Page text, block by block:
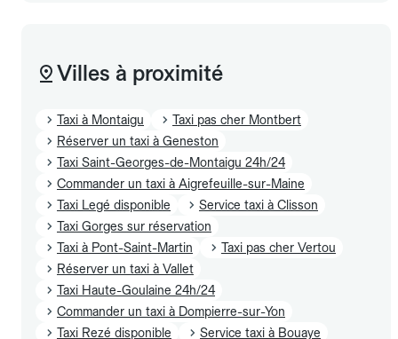
Villes à proximité
Taxi à Montaigu
Taxi pas cher Montbert
Réserver un taxi à Geneston
Taxi Saint-Georges-de-Montaigu 24h/24
Commander un taxi à Aigrefeuille-sur-Maine
Taxi Legé disponible
Service taxi à Clisson
Taxi Gorges sur réservation
Taxi à Pont-Saint-Martin
Taxi pas cher Vertou
Réserver un taxi à Vallet
Taxi Haute-Goulaine 24h/24
Commander un taxi à Dompierre-sur-Yon
Taxi Rezé disponible
Service taxi à Bouaye